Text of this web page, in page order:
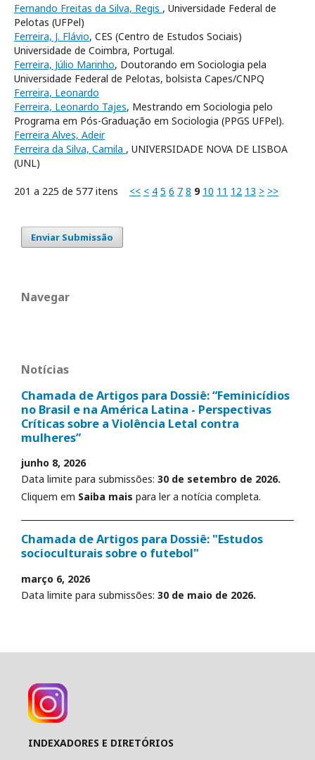
Fernando Freitas da Silva, Regis , Universidade Federal de
Pelotas (UFPel)
Ferreira, J. Flávio, CES (Centro de Estudos Sociais)
Universidade de Coimbra, Portugal.
Ferreira, Júlio Marinho, Doutorando em Sociologia pela
Universidade Federal de Pelotas, bolsista Capes/CNPQ
Ferreira, Leonardo
Ferreira, Leonardo Tajes, Mestrando em Sociologia pelo
Programa em Pós-Graduação em Sociologia (PPGS UFPel).
Ferreira Alves, Adeir
Ferreira da Silva, Camila , UNIVERSIDADE NOVA DE LISBOA
(UNL)
201 a 225 de 577 itens << < 4 5 6 7 8 9 10 11 12 13 > >>
Enviar Submissão
Navegar
Notícias
Chamada de Artigos para Dossiê: “Feminicídios
no Brasil e na América Latina - Perspectivas
Críticas sobre a Violência Letal contra
mulheres”
junho 8, 2026
Data limite para submissões: 30 de setembro de 2026.
Cliquem em Saiba mais para ler a notícia completa.
Chamada de Artigos para Dossiê: "Estudos
socioculturais sobre o futebol"
março 6, 2026
Data limite para submissões: 30 de maio de 2026.
INDEXADORES E DIRETÓRIOS